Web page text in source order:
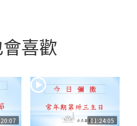
主教帶你做「四旬期避靜」—【逾
】：七項齋戒的意義與益處
喜歡
01:24:05